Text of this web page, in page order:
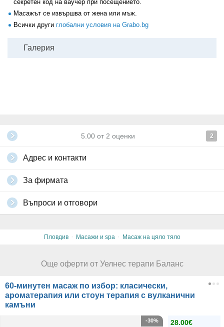
секретен код на ваучер при посещението.
Масажът се извършва от жена или мъж.
Всички други глобални условия на Grabo.bg
Галерия
5.00 от 2 оценки 2
Адрес и контакти
За фирмата
Въпроси и отговори
Пловдив · Масажи и spa · Масаж на цяло тяло
Още оферти от Уелнес терапи Баланс
60-минутен масаж по избор: класически,
ароматерапия или стоун терапия с вулканични
камъни
28.00€
-30%